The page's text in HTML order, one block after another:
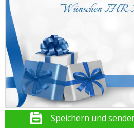
Speichern und